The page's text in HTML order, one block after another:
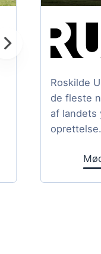
Roskilde
de fleste
af landets